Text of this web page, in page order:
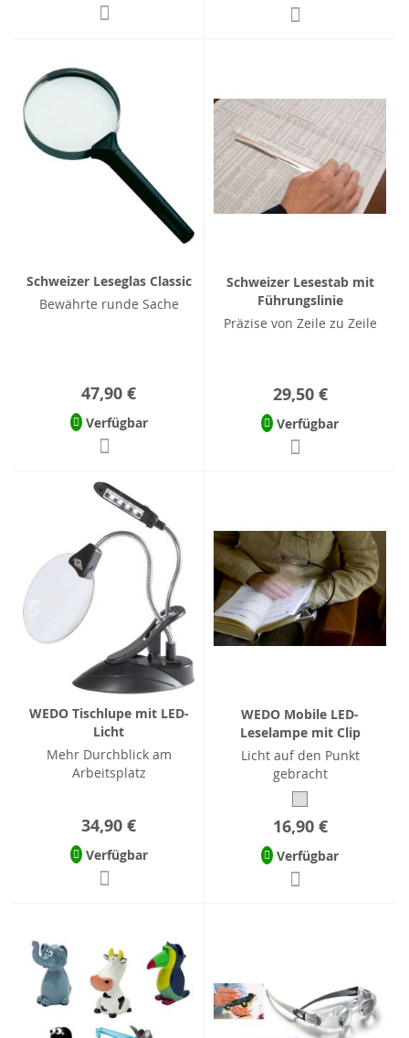
Schweizer Leseglas Classic
Bewährte runde Sache
47,90 €
Verfügbar
Schweizer Lesestab mit
Führungslinie
Präzise von Zeile zu Zeile
29,50 €
Verfügbar
WEDO Tischlupe mit LED-
Licht
Mehr Durchblick am
Arbeitsplatz
34,90 €
Verfügbar
WEDO Mobile LED-
Leselampe mit Clip
Licht auf den Punkt
gebracht
16,90 €
Verfügbar